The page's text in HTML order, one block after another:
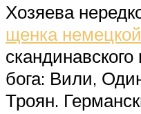
Хозяева
щенка
бога: Вили,
Троян.